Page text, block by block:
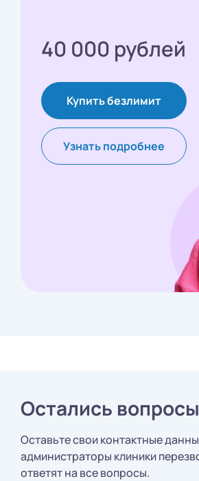
40 000 рублей
Купить безлимит
Узнать подробнее
Остались
Оставьте свои контактные
администраторы клиники
ответят на все вопросы.